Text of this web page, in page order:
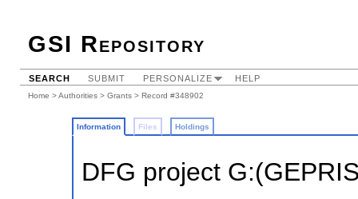
GSI Repository
SEARCH SUBMIT PERSONALIZE HELP
Home >Authorities > Grants > Record #348902
Information Files Holdings
DFG project